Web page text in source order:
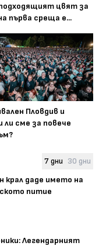
цвят за
първа среща е...
Пловдив и
ли сме за повече
7 дни 30 дни
крал даде името на
питие
Легендарният